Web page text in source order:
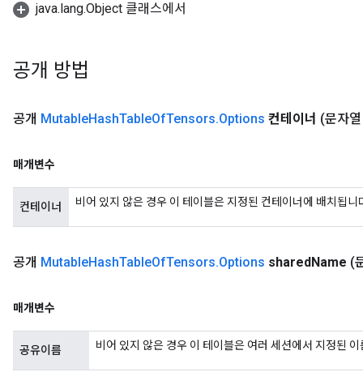
java.lang.Object 클래스에서
공개 방법
공개 MutableHashTableOfTensors.Options 컨테이너 (문자
매개변수
컨테이너 비어 있지 않은 경우 이 테이블은 지정된 컨테이너에 배치됩
공개 MutableHashTableOfTensors.Options sharedName (
매개변수
공유이름 비어 있지 않은 경우 이 테이블은 여러 세션에서 지정된